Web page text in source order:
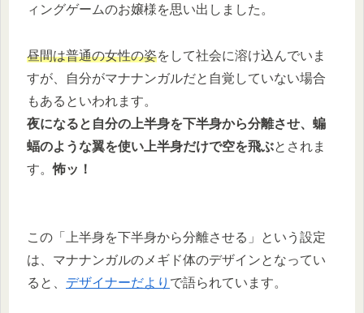
ィングゲームのお嬢様を思い出しました。
昼間は普通の女性の姿をして社会に溶け込んでいま
すが、自分がマナナンガルだと自覚していない場合
もあるといわれます。
夜になると自分の上半身を下半身から分離させ、蝙
蝠のような翼を使い上半身だけで空を飛ぶとされま
す。怖ッ！
この「上半身を下半身から分離させる」という設定
は、マナナンガルのメギド体のデザインとなってい
ると、 デザイナーだより で語られています。